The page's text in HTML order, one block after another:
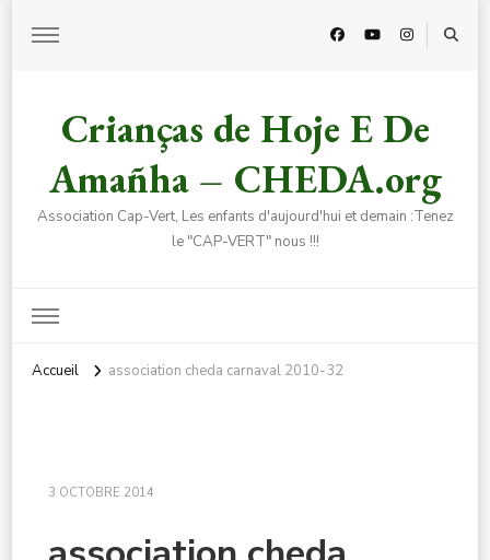
Crianças de Hoje E De
Amañha – CHEDA.org
Association Cap-Vert, Les enfants d'aujourd'hui et demain :Tenez
le "CAP-VERT" nous !!!
Accueil association cheda carnaval 2010-32
3 OCTOBRE 2014